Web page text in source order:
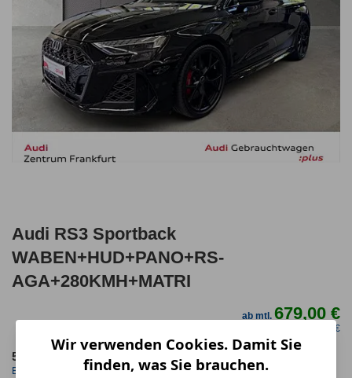
Audi RS3 Sportback
WABEN+HUD+PANO+RS-
AGA+280KMH+MATRI
ab mtl.679,00 €
netto mtl. 570,59 €
5.2026
Erstzulassung
10.000,0 km
Jahrliche Fahrleistung
Wir verwenden Cookies. Damit Sie
finden, was Sie brauchen.